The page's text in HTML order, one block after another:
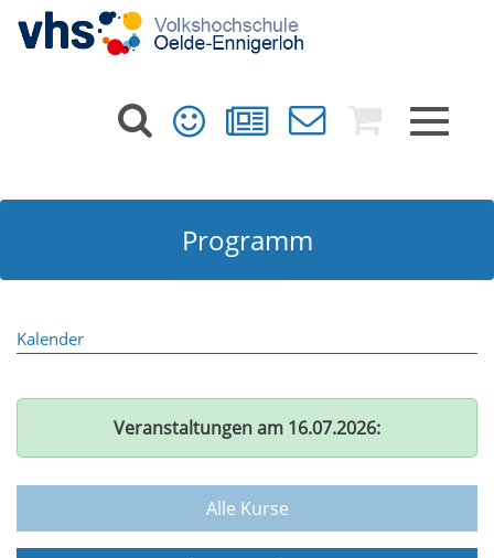
Toggle
Programm
Kalender
Veranstaltungen am 16.07.2026:
Alle Kurse